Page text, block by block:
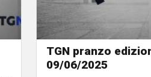
TGN pranzo
09/06/2025